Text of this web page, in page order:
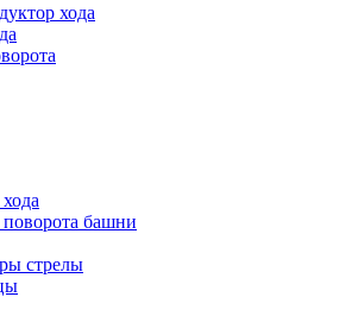
хода
башни
стрелы